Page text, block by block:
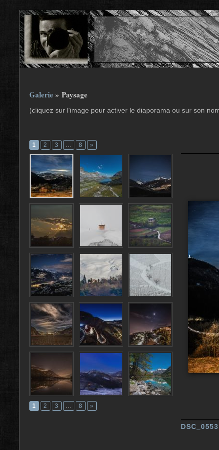
Galerie» Paysage
(cliquez sur l'image pour activer le diaporama ou sur son
DSC_0553
1 2 3 … 8 »
1 2 3 … 8 »